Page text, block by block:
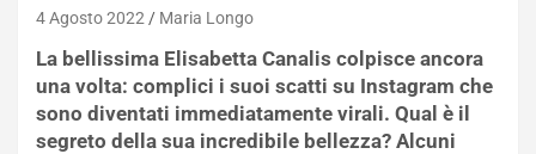
4 Agosto 2022 Maria Longo
La bellissima Elisabetta Canalis colpisce ancora
una volta: complici i suoi scatti su Instagram che
sono diventati immediatamente virali. Qual è il
segreto della sua incredibile bellezza? Alcuni